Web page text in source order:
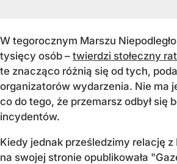
W tegorocznym Marszu
tysięcy osób – twierdzi stołeczny
te znacząco różnią się od tych,
organizatorów wydarzenia. Nie ma
co do tego, że przemarsz odbył się
incydentów.
Kiedy jednak prześledzimy relację z
na swojej stronie opublikowała